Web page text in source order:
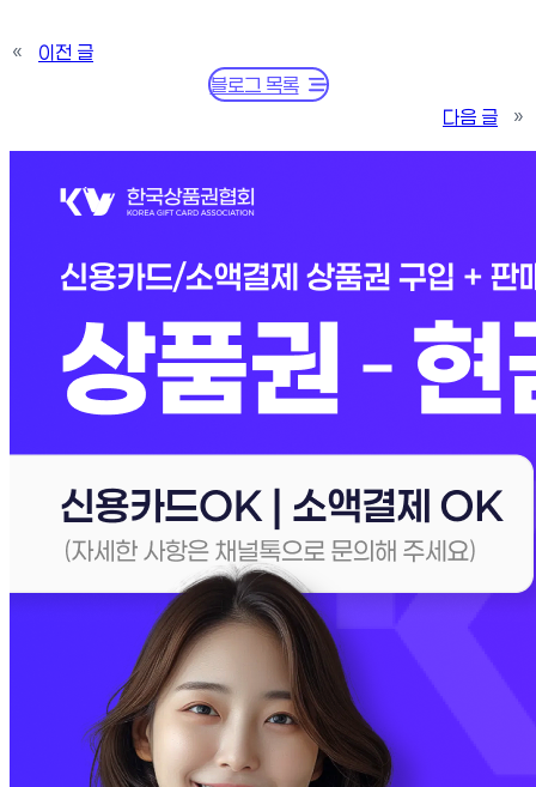
«
이전 글
블로그 목록
다음 글
»